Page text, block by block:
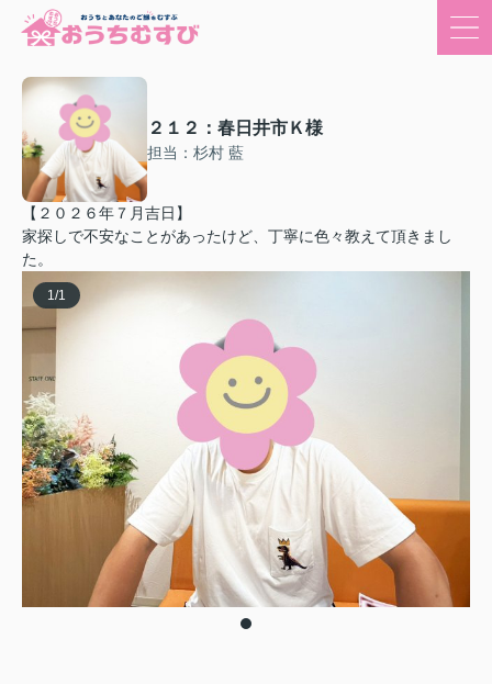
２１２：春日井市Ｋ様
担当：杉村 藍
【２０２６年７月吉日】
家探しで不安なことがあったけど、丁寧に色々教えて頂きまし
た。
1/1